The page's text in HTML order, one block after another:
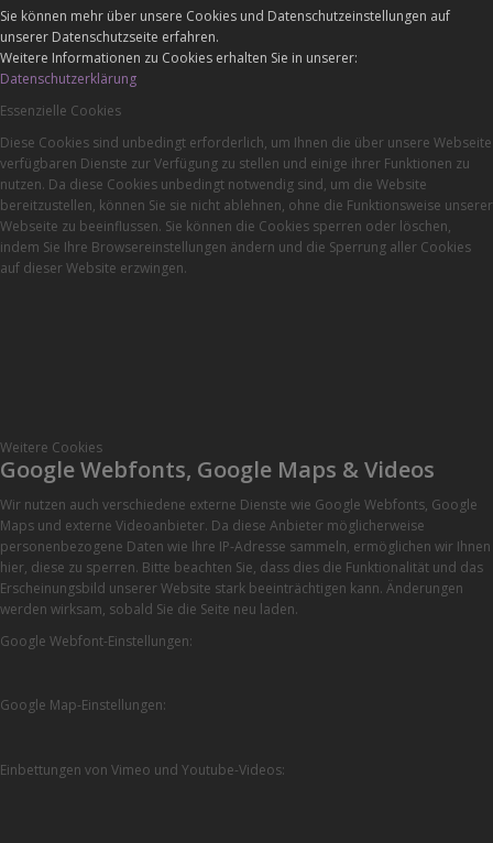
Sie können mehr über unsere Cookies und Datenschutzeinstellungen auf
unserer Datenschutzseite erfahren.
Weitere Informationen zu Cookies erhalten Sie in unserer:
Datenschutzerklärung
Essenzielle Cookies
Diese Cookies sind unbedingt erforderlich, um Ihnen die über unsere Webseite
verfügbaren Dienste zur Verfügung zu stellen und einige ihrer Funktionen zu
nutzen. Da diese Cookies unbedingt notwendig sind, um die Website
bereitzustellen, können Sie sie nicht ablehnen, ohne die Funktionsweise unserer
Webseite zu beeinflussen. Sie können die Cookies sperren oder löschen,
indem Sie Ihre Browsereinstellungen ändern und die Sperrung aller Cookies
auf dieser Website erzwingen.
Weitere Cookies
Google Webfonts, Google Maps & Videos
Wir nutzen auch verschiedene externe Dienste wie Google Webfonts, Google
Maps und externe Videoanbieter. Da diese Anbieter möglicherweise
personenbezogene Daten wie Ihre IP-Adresse sammeln, ermöglichen wir Ihnen
hier, diese zu sperren. Bitte beachten Sie, dass dies die Funktionalität und das
Erscheinungsbild unserer Website stark beeinträchtigen kann. Änderungen
werden wirksam, sobald Sie die Seite neu laden.
Google Webfont-Einstellungen:
Google Map-Einstellungen:
Einbettungen von Vimeo und Youtube-Videos: